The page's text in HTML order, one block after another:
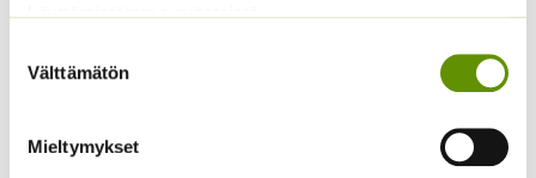
käyttämistämme evästeistä
valinta
Välttämätön
Mieltymykset